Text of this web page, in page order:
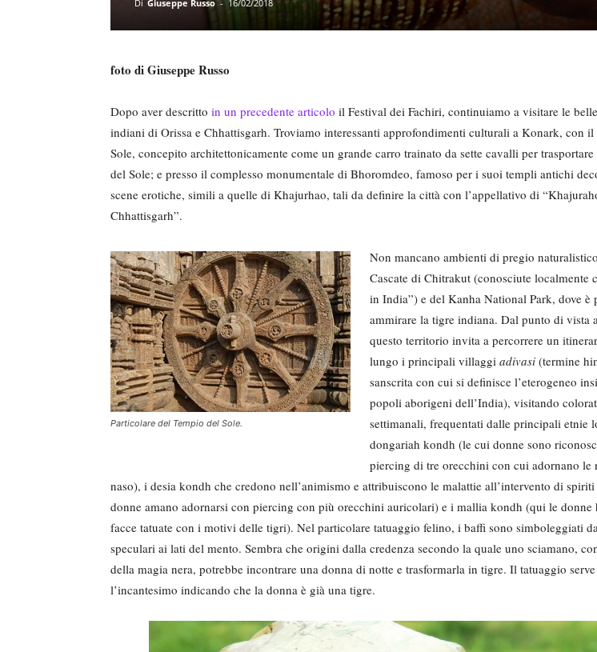
Di Giuseppe Russo - 16/02/2018
foto di Giuseppe Russo
Dopo aver descritto ­ in un precedente articolo il Festival dei Fachiri, continuiamo a visitare le
indiani di Orissa e Chhattisgarh. Troviamo interessanti approfondimenti culturali a Konark, con il
Sole, concepito architettonicamente come un grande carro trainato da sette cavalli per
del Sole; e presso il complesso monumentale di Bhoromdeo, famoso per i suoi templi antichi
scene erotiche, simili a quelle di Khajurhao, tali da definire la città con l’appellativo di
Chhattisgarh”.
Particolare del Tempio del Sole.
Non mancano ambienti di pregio
Cascate di Chitrakut (conosciute localmente
in India”) e del Kanha National Park, dove è
ammirare la tigre indiana. Dal punto di vista
questo territorio invita a percorrere un
lungo i principali villaggi adivasi (termine
sanscrita con cui si definisce l’eterogeneo
popoli aborigeni dell’India), visitando
settimanali, frequentati dalle principali etnie
dongariah kondh (le cui donne sono
piercing di tre orecchini con cui adornano le
naso), i desia kondh che credono nell’animismo e attribuiscono le malattie all’intervento di
donne amano adornarsi con piercing con più orecchini auricolari) e i mallia kondh (qui le donne
facce tatuate con i motivi delle tigri). Nel particolare tatuaggio felino, i baffi sono simboleggiati
speculari ai lati del mento. Sembra che origini dalla credenza secondo la quale uno sciamano,
della magia nera, potrebbe incontrare una donna di notte e trasformarla in tigre. Il tatuaggio
l’incantesimo indicando che la donna è già una tigre.